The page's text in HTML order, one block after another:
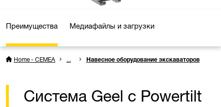
Преимущества Медиафайлы и загрузки
Home - CEMEA ... Навесное оборудование экскаваторов
Система Geel с Powertilt